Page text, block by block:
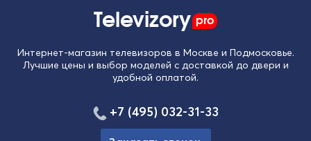
Televizory pro
Интернет-магазин телевизоров в Москве и Подмосковье.
Лучшие цены и выбор моделей с доставкой до двери и
удобной оплатой.
+7 (495) 032-31-33